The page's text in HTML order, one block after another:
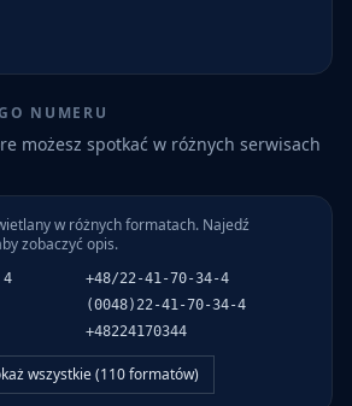
NUMERU
możesz spotkać w różnych serwisach
w różnych formatach. Najedź
zobaczyć opis.
+48/22-41-70-34-4
(0048)22-41-70-34-4
+48224170344
wszystkie (110formatów)